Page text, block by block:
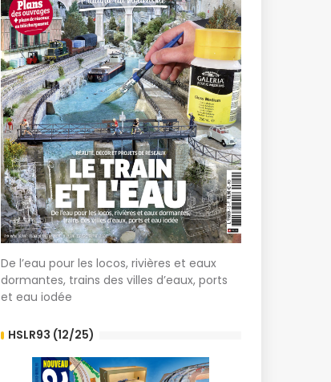
De l’eau pour les locos, rivières et eaux
dormantes, trains des villes d’eaux, ports
et eau iodée
HSLR93 (12/25)